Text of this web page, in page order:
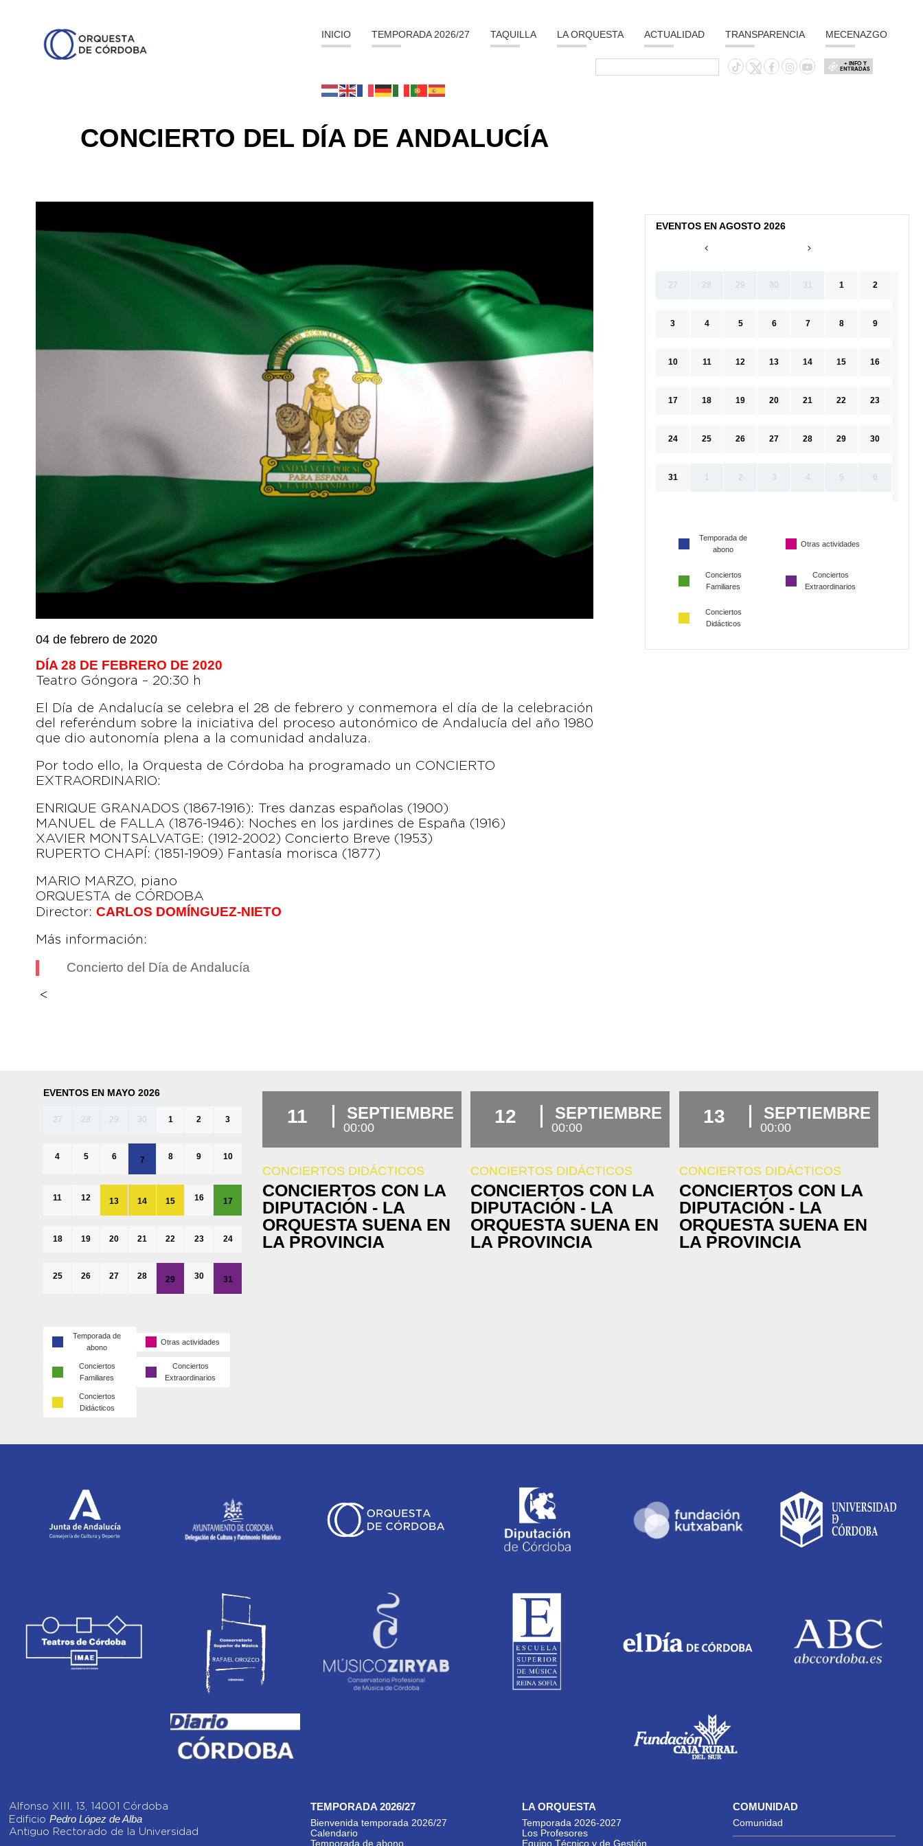
INICIO TEMPORADA 2026/27 TAQUILLA LA ORQUESTA ACTUALIDAD TRANSPARENCIA MECENAZGO
+ INFO Y
ENTRADAS
CONCIERTO DEL DÍA DE ANDALUCÍA
04 de febrero de 2020
DÍA 28 DE FEBRERO DE 2020
Teatro Góngora – 20:30 h
El Día de Andalucía se celebra el 28 de febrero y conmemora el día de la celebración
del referéndum sobre la iniciativa del proceso autonómico de Andalucía del año 1980
que dio autonomía plena a la comunidad andaluza.​
Por todo ello, la Orquesta de Córdoba ha programado un CONCIERTO
EXTRAORDINARIO:
ENRIQUE GRANADOS (1867-1916): Tres danzas españolas (1900)
MANUEL de FALLA (1876-1946): Noches en los jardines de España (1916)
XAVIER MONTSALVATGE: (1912-2002) Concierto Breve (1953)
RUPERTO CHAPÍ: (1851-1909) Fantasía morisca (1877)
MARIO MARZO, piano
ORQUESTA de CÓRDOBA
Director: CARLOS DOMÍNGUEZ-NIETO
Más información:
Concierto del Día de Andalucía
<
EVENTOS EN AGOSTO 2026
27 28 29 30 31 1 2
3 4 5 6 7 8 9
10 11 12 13 14 15 16
17 18 19 20 21 22 23
24 25 26 27 28 29 30
31 1 2 3 4 5 6
Temporada de
abono
Otras actividades
Conciertos
Familiares
Conciertos
Extraordinarios
Conciertos
Didácticos
EVENTOS EN MAYO 2026
27 28 29 30 1 2 3
4 5 6 7 8 9 10
11 12 13 14 15 16 17
18 19 20 21 22 23 24
25 26 27 28 29 30 31
Temporada de
abono
Otras actividades
Conciertos
Familiares
Conciertos
Extraordinarios
Conciertos
Didácticos
11 SEPTIEMBRE
00:00
CONCIERTOS DIDÁCTICOS
CONCIERTOS CON LA
DIPUTACIÓN - LA
ORQUESTA SUENA EN
LA PROVINCIA
12 SEPTIEMBRE
00:00
CONCIERTOS DIDÁCTICOS
CONCIERTOS CON LA
DIPUTACIÓN - LA
ORQUESTA SUENA EN
LA PROVINCIA
13 SEPTIEMBRE
00:00
CONCIERTOS DIDÁCTICOS
CONCIERTOS CON LA
DIPUTACIÓN - LA
ORQUESTA SUENA EN
LA PROVINCIA
Alfonso XIII, 13, 14001 Córdoba
Edificio Pedro López de Alba
Antiguo Rectorado de la Universidad
TEMPORADA 2026/27
Bienvenida temporada 2026/27
Calendario
Temporada de abono
LA ORQUESTA
Temporada 2026-2027
Los Profesores
Equipo Técnico y de Gestión
COMUNIDAD
Comunidad